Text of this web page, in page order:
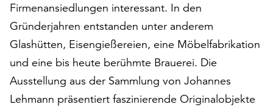
und
widerrufen.
Dafür
steht
Ihnen
am
Ende
Firmenansiedlungen interessant. In den
Gründerjahren entstanden unter anderem
Glashütten, Eisengießereien, eine Möbelfabrikation
und eine bis heute berühmte Brauerei. Die
Ausstellung aus der Sammlung von Johannes
Lehmann präsentiert faszinierende Originalobjekte